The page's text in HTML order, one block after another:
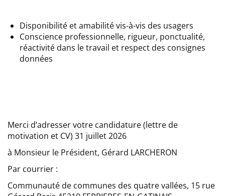
Disponibilité et amabilité vis-à-vis des usagers
Conscience professionnelle, rigueur, ponctualité,
réactivité dans le travail et respect des consignes
données
Merci d’adresser votre candidature (lettre de
motivation et CV) 31 juillet 2026
à Monsieur le Président, Gérard LARCHERON
Par courrier :
Communauté de communes des quatre vallées, 15 rue